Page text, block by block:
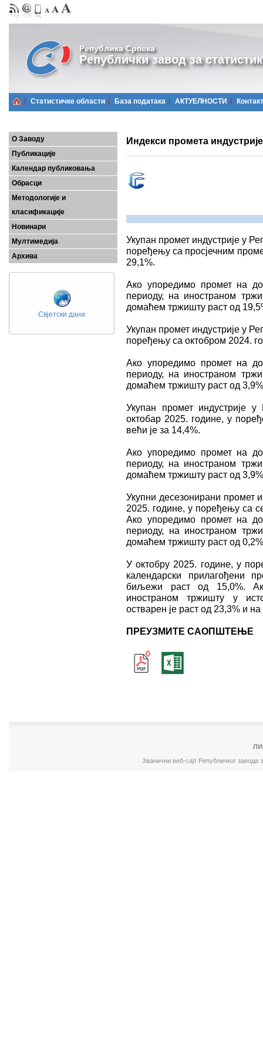
Република Српска
Републички завод за
Статистичке области Базa података АКТУЕЛНОСТИ Контакт
О Заводу
Публикације
Календар публиковања
Обрасци
Методологије и
класификације
Новинари
Мултимедија
Архива
Свјетски дани
Индекси промета
Укупан промет индустрије у
поређењу са просјечним
29,1%.
Ако упоредимо промет на
периоду, на иностраном
домаћем тржишту раст од
Укупан промет индустрије у
поређењу са октобром 2024.
Ако упоредимо промет на
периоду, на иностраном
домаћем тржишту раст од
Укупан промет индустрије
октобар 2025. године, у
већи је за 14,4%.
Ако упоредимо промет на
периоду, на иностраном
домаћем тржишту раст од
Укупни десезонирани промет
2025. године, у поређењу са
Ако упоредимо промет на
периоду, на иностраном
домаћем тржишту раст од
У октобру 2025. године, у
календарски прилагођени
биљежи раст од 15,0%.
иностраном тржишту у
остварен је раст од 23,3% и
ПРЕУЗМИТЕ САОПШТЕЊЕ
Званични веб-сајт Републичког